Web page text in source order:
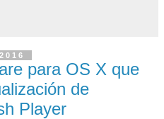
para OS X que
de
Player